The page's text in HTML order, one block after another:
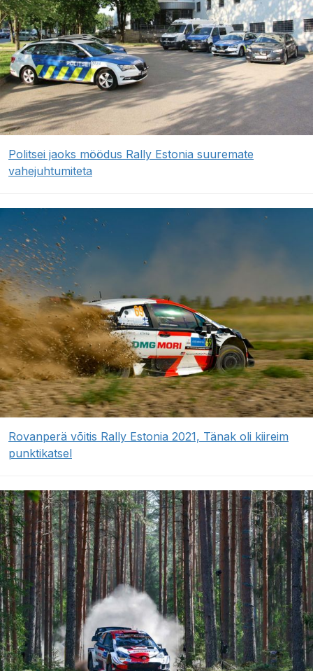
Politsei jaoks möödus Rally Estonia suuremate
vahejuhtumiteta
Rovanperä võitis Rally Estonia 2021, Tänak oli kiireim
punktikatsel